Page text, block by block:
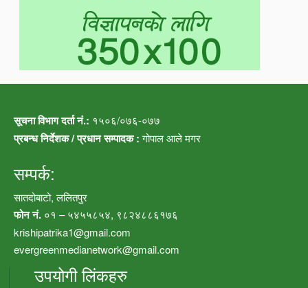
सूचना विभाग दर्ता नं.: १५०६/०७६-०७७
प्रबन्ध निर्देशक / प्रधान सम्पादक :गोपाल आले मगर
सम्पर्क:
सातदोबाटो, ललितपुर
फोन नं. ०१ – ५४५५८५४, ९८२४८८६१७६
krishipatrika1@gmail.com
evergreenmedianetwork@gmail.com
उपयोगी लिंकहरु